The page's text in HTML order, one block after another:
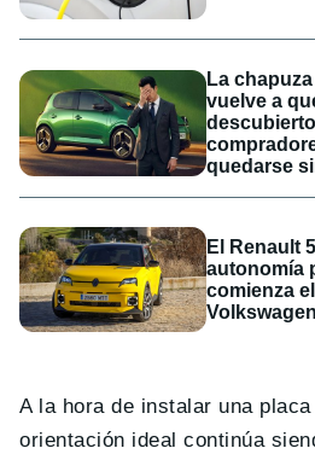
La
vuelve a
quedarse
El Renault
autonomía
comienza
A la hora de instalar una
orientación ideal continúa